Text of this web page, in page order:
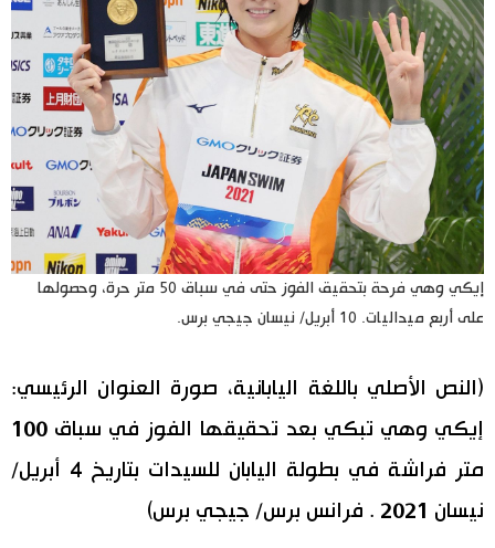
إيكي وهي فرحة بتحقيق الفوز حتى في سباق 50 متر حرة، وحصولها
على أربع ميداليات. 10 أبريل/ نيسان جيجي برس.
(النص الأصلي باللغة اليابانية، صورة العنوان الرئيسي:
إيكي وهي تبكي بعد تحقيقها الفوز في سباق 100
متر فراشة في بطولة اليابان للسيدات بتاريخ 4 أبريل/
نيسان 2021 . فرانس برس/ جيجي برس)